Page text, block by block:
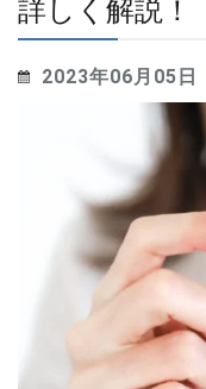
詳しく解説！
2023年06月05日